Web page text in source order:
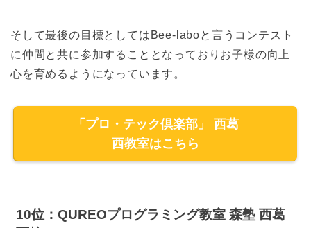
そして最後の目標としてはBee-laboと言うコンテスト
に仲間と共に参加することとなっておりお子様の向上
心を育めるようになっています。
「プロ・テック倶楽部」 西葛
西教室はこちら
10位：QUREOプログラミング教室 森塾 西葛